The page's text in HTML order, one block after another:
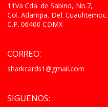
11Va Cda. de Sabino, No.7,
Col. Atlampa, Del. Cuauhtemoc.
C.P. 06400 CDMX
CORREO:
sharkcards1@gmail.com
SIGUENOS: